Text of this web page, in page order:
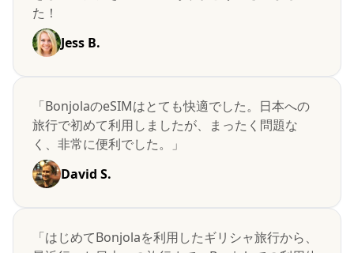
た！
Jess B.
「BonjolaのeSIMはとても快適でした。日本への
旅行で初めて利用しましたが、まったく問題な
く、非常に便利でした。」
David S.
「はじめてBonjolaを利用したギリシャ旅行から、